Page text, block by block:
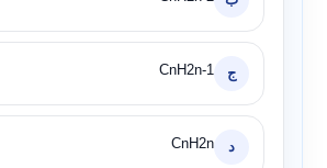
ج 1-CnH2n
د CnH2n